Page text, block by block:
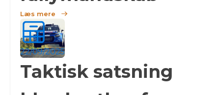
Læs mere
22/09/2025
Taktisk satsning